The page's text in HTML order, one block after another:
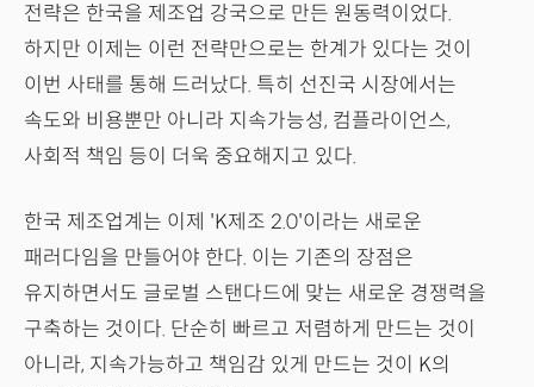
전략은 한국을 제조업 강국으로 만든 원동력이었다.
하지만 이제는 이런 전략만으로는 한계가 있다는 것이
이번 사태를 통해 드러났다. 특히 선진국 시장에서는
속도와 비용뿐만 아니라 지속가능성, 컴플라이언스,
사회적 책임 등이 더욱 중요해지고 있다.
한국 제조업계는 이제 'K제조 2.0'이라는 새로운
패러다임을 만들어야 한다. 이는 기존의 장점은
유지하면서도 글로벌 스탠다드에 맞는 새로운 경쟁력을
구축하는 것이다. 단순히 빠르고 저렴하게 만드는 것이
아니라, 지속가능하고 책임감 있게 만드는 것이 K의